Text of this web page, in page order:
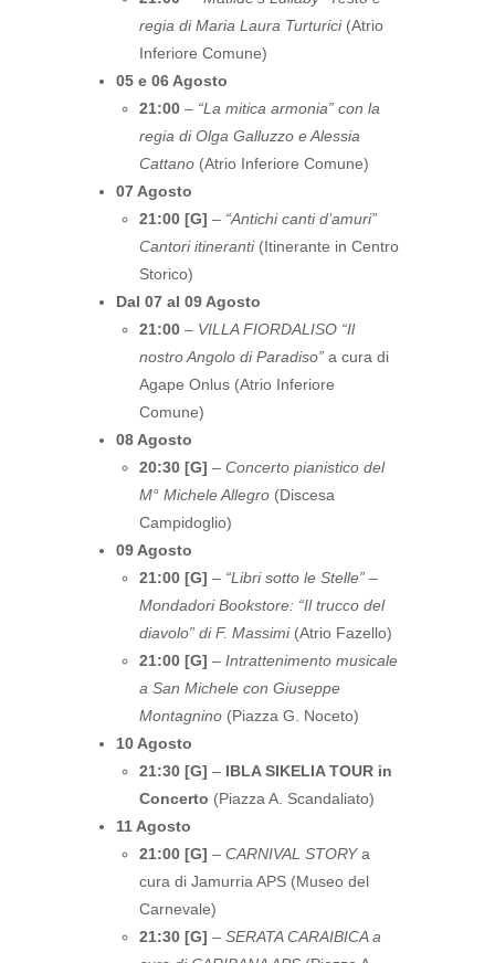
regia di Maria Laura Turturici(Atrio
Inferiore Comune)
05 e 06 Agosto
21:00 – “La mitica armonia” con la
regia di Olga Galluzzo e Alessia
Cattano (Atrio Inferiore Comune)
07 Agosto
21:00 [G] – “Antichi canti d’amuri”
Cantori itineranti(Itinerante in Centro
Storico)
Dal 07 al 09 Agosto
21:00 – VILLA FIORDALISO “Il
nostro Angolo di Paradiso” a cura di
Agape Onlus (Atrio Inferiore
Comune)
08 Agosto
20:30 [G] – Concerto pianistico del
M° Michele Allegro (Discesa
Campidoglio)
09 Agosto
21:00 [G] – “Libri sotto le Stelle” –
Mondadori Bookstore: “Il trucco del
diavolo” di F. Massimi(Atrio Fazello)
21:00 [G] – Intrattenimento musicale
a San Michele con Giuseppe
Montagnino (Piazza G. Noceto)
10 Agosto
21:30 [G] – IBLA SIKELIA TOUR in
Concerto (Piazza A. Scandaliato)
11 Agosto
21:00 [G] – CARNIVAL STORYa
cura di Jamurria APS (Museo del
Carnevale)
21:30 [G] – SERATA CARAIBICA a